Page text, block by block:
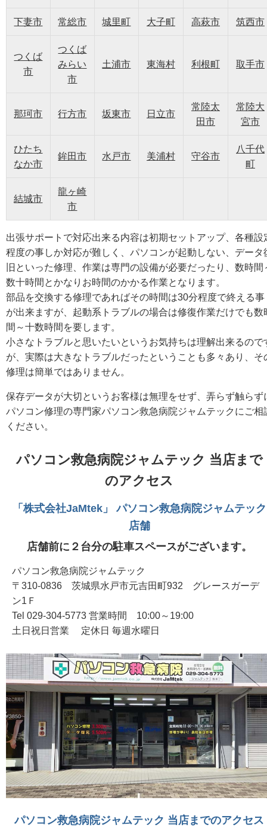
下妻市 常総市 城里町 大子町 高萩市 筑西市
つくば
市
つくば
みらい
市
土浦市 東海村 利根町 取手市
那珂市 行方市 坂東市 日立市
常陸太
田市
常陸大
宮市
ひたち
なか市
鉾田市 水戸市 美浦村 守谷市
八千代
町
結城市
龍ヶ崎
市
出張サポートで対応出来る内容は初期セットアップ、各種設
程度の事しか対応が難しく、パソコンが起動しない、データ
旧といった修理、作業は専門の設備が必要だったり、数時間
数十時間とかなりお時間のかかる作業となります。
部品を交換する修理であればその時間は30分程度で終える事
が出来ますが、起動系トラブルの場合は修復作業だけでも数
間～十数時間を要します。
小さなトラブルと思いたいというお気持ちは理解出来るので
が、実際は大きなトラブルだったということも多々あり、そ
修理は簡単ではありません。
保存データが大切というお客様は無理をせず、弄らず触らず
パソコン修理の専門家パソコン救急病院ジャムテックにご相
ください。
パソコン救急病院ジャムテック 当店まで
のアクセス
「株式会社JaMtek」 パソコン救急病院ジャムテック
店舗
店舗前に２台分の駐車スペースがございます。
パソコン救急病院ジャムテック
〒310-0836 茨城県水戸市元吉田町932 グレースガーデ
ン1Ｆ
Tel 029-304-5773 営業時間 10:00～19:00
土日祝日営業 定休日 毎週水曜日
パソコン救急病院ジャムテック 当店までのアクセス